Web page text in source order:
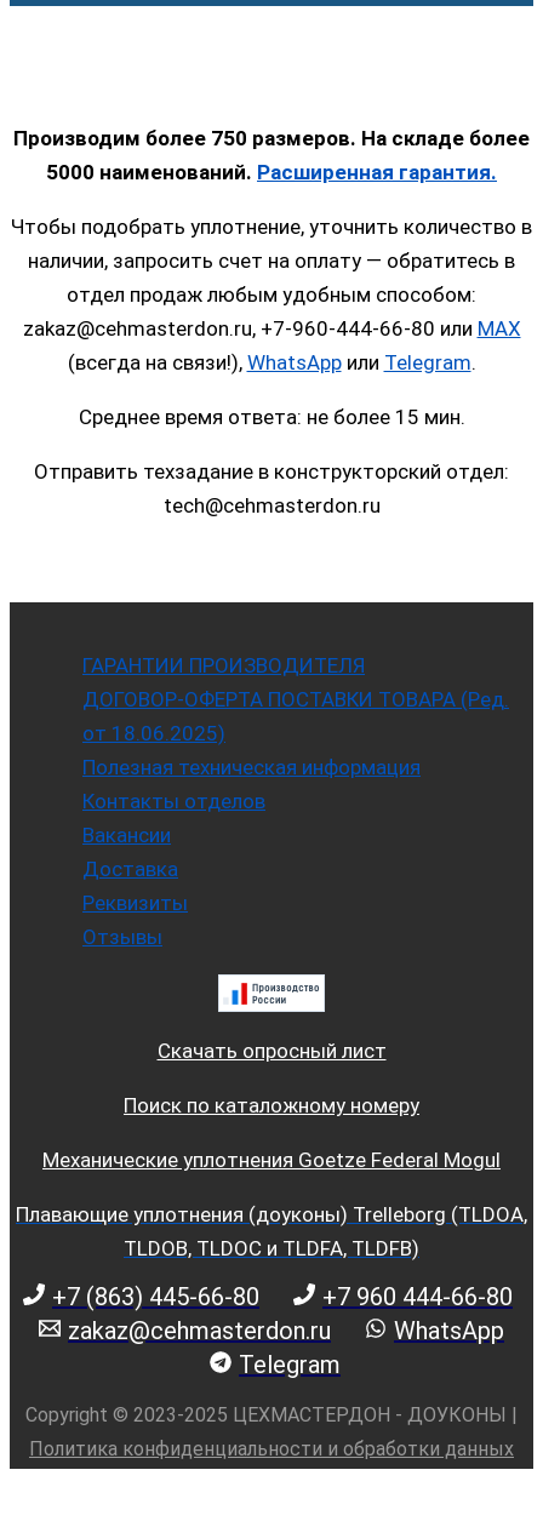
Производим более 750 размеров. На складе более
5000 наименований. Расширенная гарантия.
Чтобы подобрать уплотнение, уточнить количество в
наличии, запросить счет на оплату — обратитесь в
отдел продаж любым удобным способом:
zakaz@cehmasterdon.ru, +7-960-444-66-80 или MAX
(всегда на связи!), WhatsAppили Telegram.
Среднее время ответа: не более 15 мин.
Отправить техзадание в конструкторский отдел:
tech@cehmasterdon.ru
ГАРАНТИИ ПРОИЗВОДИТЕЛЯ
ДОГОВОР-ОФЕРТА ПОСТАВКИ ТОВАРА (Ред.
от 18.06.2025)
Полезная техническая информация
Контакты отделов
Вакансии
Доставка
Реквизиты
Отзывы
Скачать опросный лист
Поиск по каталожному номеру
Механические уплотнения Goetze Federal Mogul
Плавающие уплотнения (доуконы) Trelleborg (TLDOA,
TLDOB, TLDOC и TLDFA, TLDFB)
+7 (863) 445-66-80
+7 960 444-66-80
zakaz@cehmasterdon.ru
WhatsApp
Telegram
Copyright © 2023-2025 ЦЕХМАСТЕРДОН - ДОУКОНЫ |
Политика конфиденциальности и обработки данных